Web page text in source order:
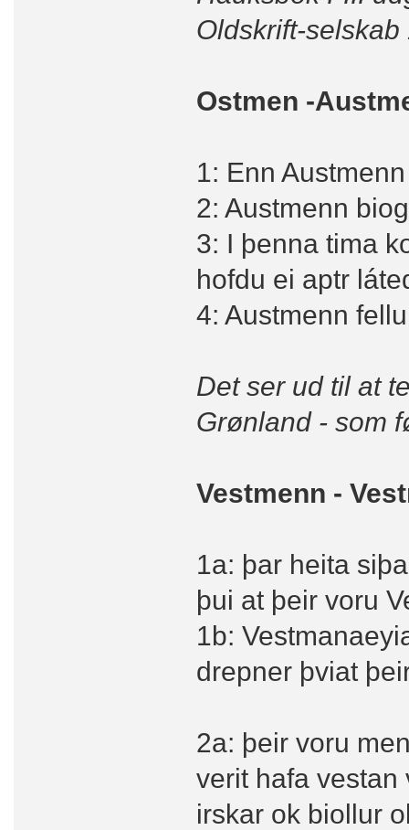
Oldskrift-selskab
Ostmen -
1: Enn
2: Austmenn
3: I þenna tima
hofdu ei aptr
4: Austmenn
Det ser ud til at
Grønland - som
Vestmenn -
1a: þar heita
þui at þeir voru
1b:
drepner þviat
2a: þeir voru
verit hafa
irskar ok biollur